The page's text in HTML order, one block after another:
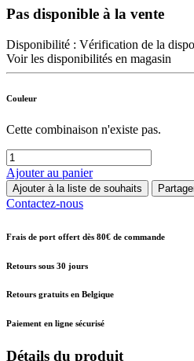
Pas disponible à la vente
Disponibilité : Vérification de la
Voir les disponibilités en magasin
Couleur
Cette combinaison n'existe pas.
Ajouter au panier
Ajouter à la liste de souhaits
Contactez-nous
Frais de port offert dès 80€ de commande
Retours sous 30 jours
Retours gratuits en Belgique
Paiement en ligne sécurisé
Détails du produit